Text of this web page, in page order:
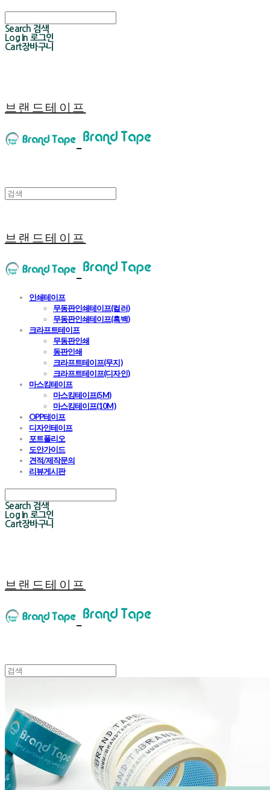
Search 검색
Log In 로그인
Cart장바구니
브랜드테이프
브랜드테이프
인쇄테이프
무동판인쇄테이프(컬러)
무동판인쇄테이프(흑백)
크라프트테이프
무동판인쇄
동판인쇄
크라프트테이프(무지)
크라프트테이프(디자인)
마스킹테이프
마스킹테이프(5M)
마스킹테이프(10M)
OPP테이프
디자인테이프
포트폴리오
도안가이드
견적/제작문의
리뷰게시판
Search 검색
Log In 로그인
Cart장바구니
브랜드테이프